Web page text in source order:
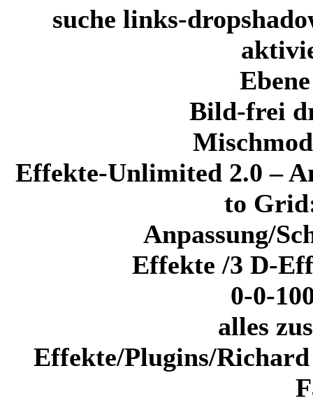
suche links-
Bild-frei
Effekte-Unlimited 2.0 –
to
Anpassung/
Effekte /3 D-
0-0-
alles
Effekte/Plugins/